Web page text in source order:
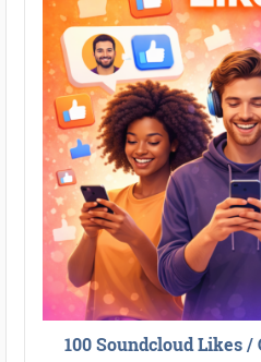
100 Soundcloud Likes